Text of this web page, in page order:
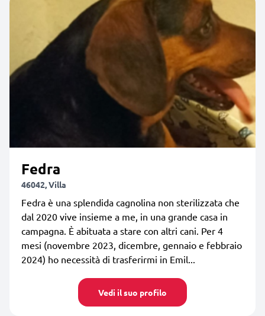
Fedra
46042, Villa
Fedra è una splendida cagnolina non sterilizzata che
dal 2020 vive insieme a me, in una grande casa in
campagna. È abituata a stare con altri cani. Per 4
mesi (novembre 2023, dicembre, gennaio e febbraio
2024) ho necessità di trasferirmi in Emil...
Vedi il suo profilo